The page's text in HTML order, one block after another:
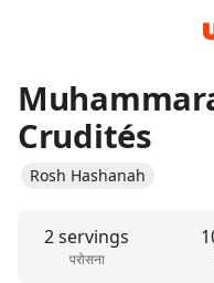
Crudités
Rosh Hashanah
2 servings
परोसना